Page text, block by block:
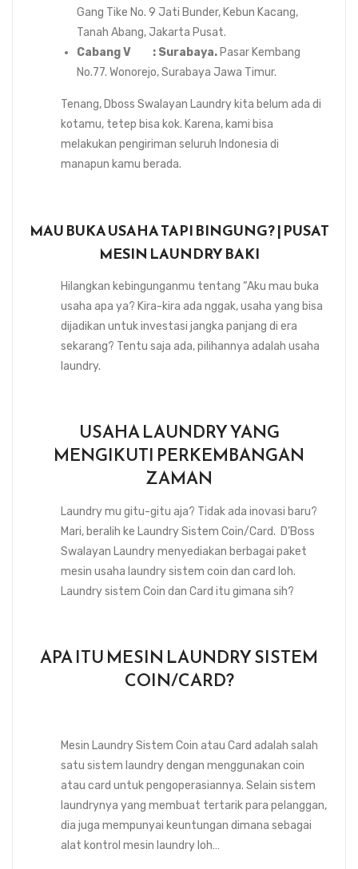
Gang Tike No. 9 Jati Bunder, Kebun Kacang,
Tanah Abang, Jakarta Pusat.
Cabang V : Surabaya. Pasar Kembang
No.77. Wonorejo, Surabaya Jawa Timur.
Tenang, Dboss Swalayan Laundry kita belum ada di
kotamu, tetep bisa kok. Karena, kami bisa
melakukan pengiriman seluruh Indonesia di
manapun kamu berada.
MAU BUKA USAHA TAPI BINGUNG? | PUSAT
MESIN LAUNDRY BAKI
Hilangkan kebingunganmu tentang “Aku mau buka
usaha apa ya? Kira-kira ada nggak, usaha yang bisa
dijadikan untuk investasi jangka panjang di era
sekarang? Tentu saja ada, pilihannya adalah usaha
laundry.
USAHA LAUNDRY YANG
MENGIKUTI PERKEMBANGAN
ZAMAN
Laundry mu gitu-gitu aja? Tidak ada inovasi baru?
Mari, beralih ke Laundry Sistem Coin/Card. D’Boss
Swalayan Laundry menyediakan berbagai paket
mesin usaha laundry sistem coin dan card loh.
Laundry sistem Coin dan Card itu gimana sih?
APA ITU MESIN LAUNDRY SISTEM
COIN/CARD?
Mesin Laundry Sistem Coin atau Card adalah salah
satu sistem laundry dengan menggunakan coin
atau card untuk pengoperasiannya. Selain sistem
laundrynya yang membuat tertarik para pelanggan,
dia juga mempunyai keuntungan dimana sebagai
alat kontrol mesin laundry loh…